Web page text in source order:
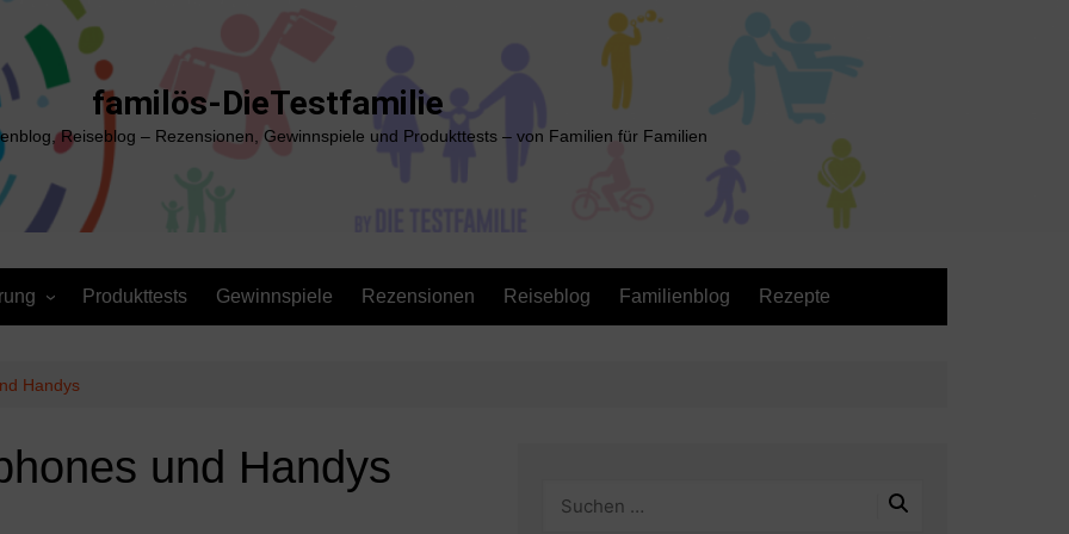
familös-DieTestfamilie
Reiseblog – Rezensionen, Gewinnspiele und Produkttests – von Familien für Familien
Produkttests Gewinnspiele Rezensionen Reiseblog Familienblog Rezepte
Handys
und Handys